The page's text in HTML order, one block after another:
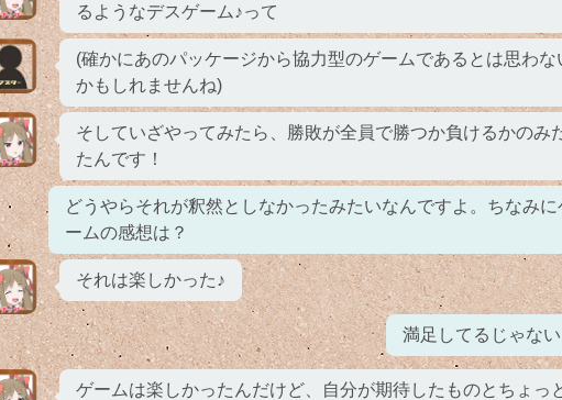
るようなデスゲーム♪って
(確かにあのパッケージから協力型のゲームであるとは思わな
かもしれませんね)
そしていざやってみたら、勝敗が全員で勝つか負けるかのみ
たんです！
どうやらそれが釈然としなかったみたいなんですよ。ちなみに
ームの感想は？
それは楽しかった♪
満足してるじゃな
ゲームは楽しかったんだけど、自分が期待したものとちょっ